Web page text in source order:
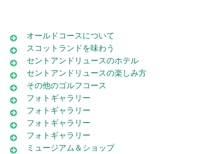
オールドコースについて
スコットランドを味わう
セントアンドリュースのホテル
セントアンドリュースの楽しみ方
その他のゴルフコース
フォトギャラリー
フォトギャラリー
フォトギャラリー
フォトギャラリー
ミュージアム＆ショップ